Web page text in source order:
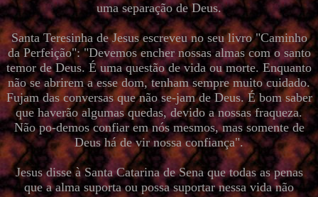
uma separação de Deus.
Santa Teresinha de Jesus escreveu no seu livro "Caminho
da Perfeição": "Devemos encher nossas almas com o santo
temor de Deus. É uma questão de vida ou morte. Enquanto
não se abrirem a esse dom, tenham sempre muito cuidado.
Fujam das conversas que não se-jam de Deus. É bom saber
que haverão algumas quedas, devido a nossas fraqueza.
Não po-demos confiar em nós mesmos, mas somente de
Deus há de vir nossa confiança".
Jesus disse à Santa Catarina de Sena que todas as penas
que a alma suporta ou possa suportar nessa vida não